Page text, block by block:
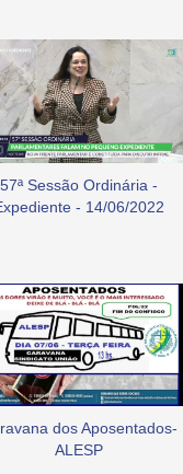
57ª Sessão Ordinária -
- 14/06/2022
dos Aposentados-
ALESP